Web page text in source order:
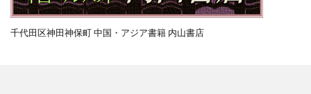
千代田区神田神保町 中国・アジア書籍 内山書店